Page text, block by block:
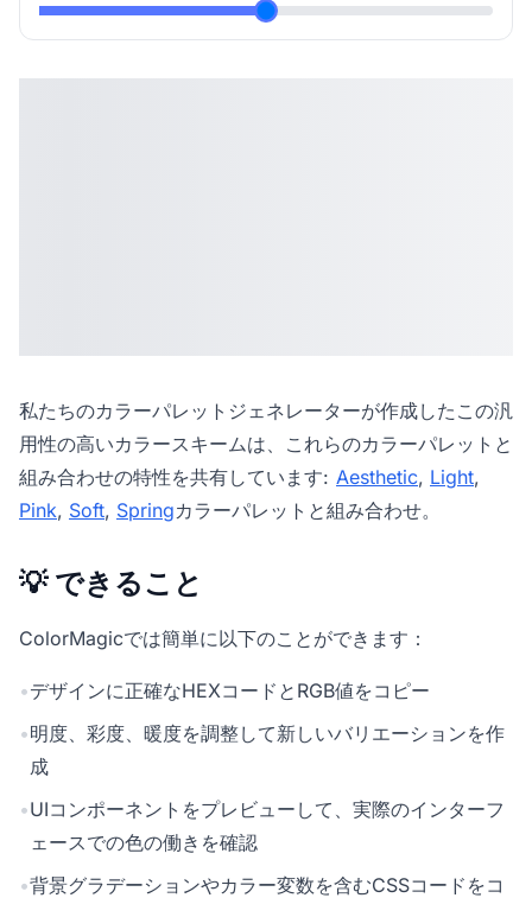
私たちのカラーパレットジェネレーターが作成したこの汎
用性の高いカラースキームは、これらのカラーパレットと
組み合わせの特性を共有しています: Aesthetic, Light,
Pink, Soft, Springカラーパレットと組み合わせ。
💡 できること
ColorMagicでは簡単に以下のことができます：
•デザインに正確なHEXコードとRGB値をコピー
•明度、彩度、暖度を調整して新しいバリエーションを作
成
•UIコンポーネントをプレビューして、実際のインターフ
ェースでの色の働きを確認
•背景グラデーションやカラー変数を含むCSSコードをコ